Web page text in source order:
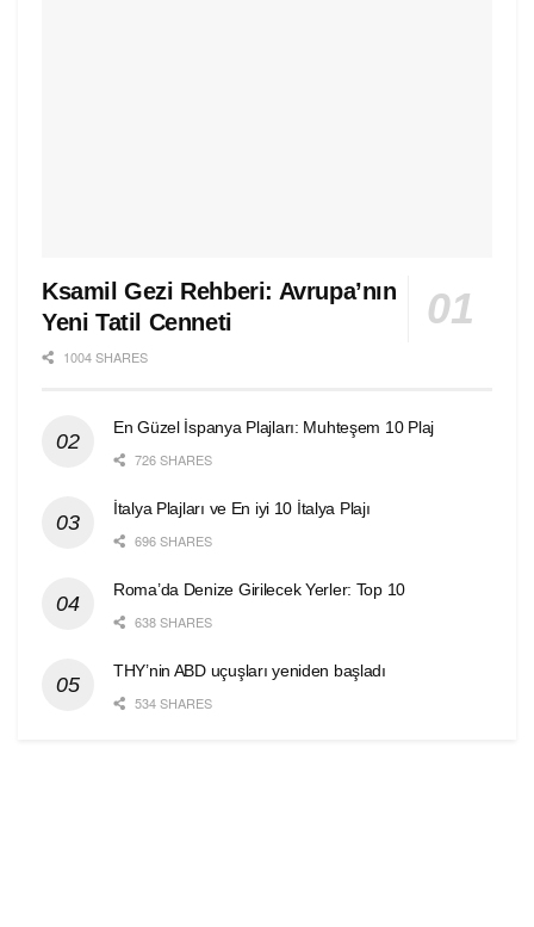
Ksamil Gezi Rehberi: Avrupa’nın
Yeni Tatil Cenneti
1004 SHARES
En Güzel İspanya Plajları: Muhteşem 10 Plaj
726 SHARES
İtalya Plajları ve En iyi 10 İtalya Plajı
696 SHARES
Roma’da Denize Girilecek Yerler: Top 10
638 SHARES
THY’nin ABD uçuşları yeniden başladı
534 SHARES